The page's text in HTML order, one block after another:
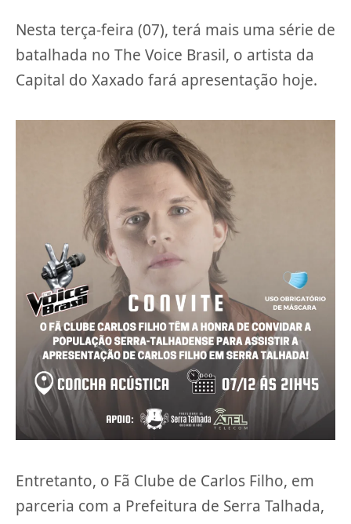
Nesta terça-feira (07), terá mais uma série de
batalhada no The Voice Brasil, o artista da
Capital do Xaxado fará apresentação hoje.
Entretanto, o Fã Clube de Carlos Filho, em
parceria com a Prefeitura de Serra Talhada,